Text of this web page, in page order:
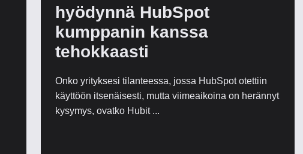
hyödynnä HubSpot
kumppanin kanssa
tehokkaasti
Onko yrityksesi tilanteessa, jossa HubSpot otettiin
käyttöön itsenäisesti, mutta viimeaikoina on herännyt
kysymys, ovatko Hubit ...